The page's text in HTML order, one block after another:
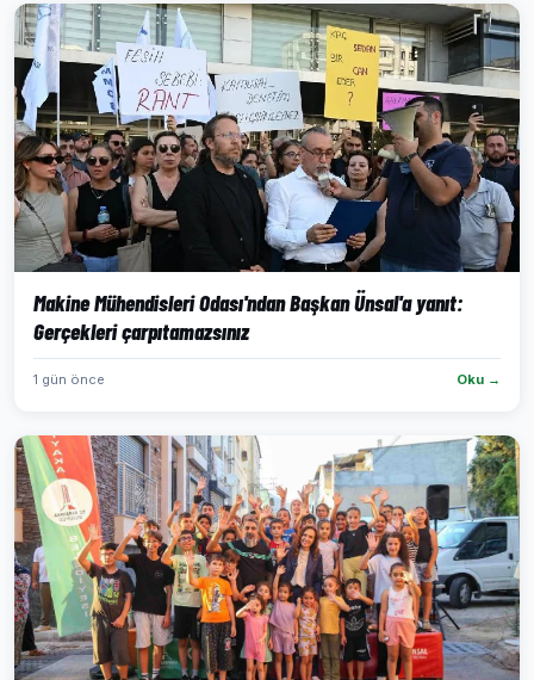
Makine Mühendisleri Odası'ndan Başkan Ünsal'a yanıt:
Gerçekleri çarpıtamazsınız
1 gün önce Oku →